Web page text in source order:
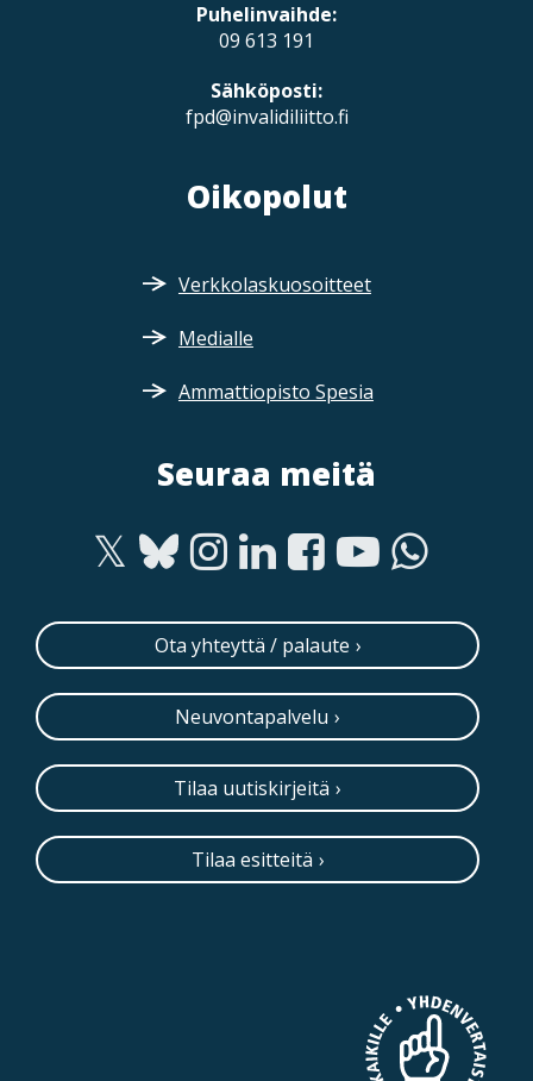
Puhelinvaihde:
09 613 191
Sähköposti:
fpd@invalidiliitto.fi
Oikopolut
Verkkolaskuosoitteet
Medialle
Ammattiopisto Spesia
Seuraa meitä
Ota yhteyttä / palaute
Neuvontapalvelu
Tilaa uutiskirjeitä
Tilaa esitteitä